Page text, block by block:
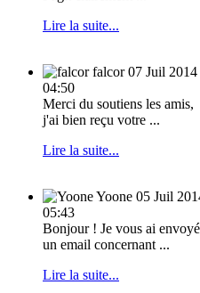
Lire la suite...
falcor 07 Juil 2014
04:50
Merci du soutiens les amis,
j'ai bien reçu votre ...
Lire la suite...
Yoone 05 Juil
05:43
Bonjour ! Je vous ai envoyé
un email concernant ...
Lire la suite...